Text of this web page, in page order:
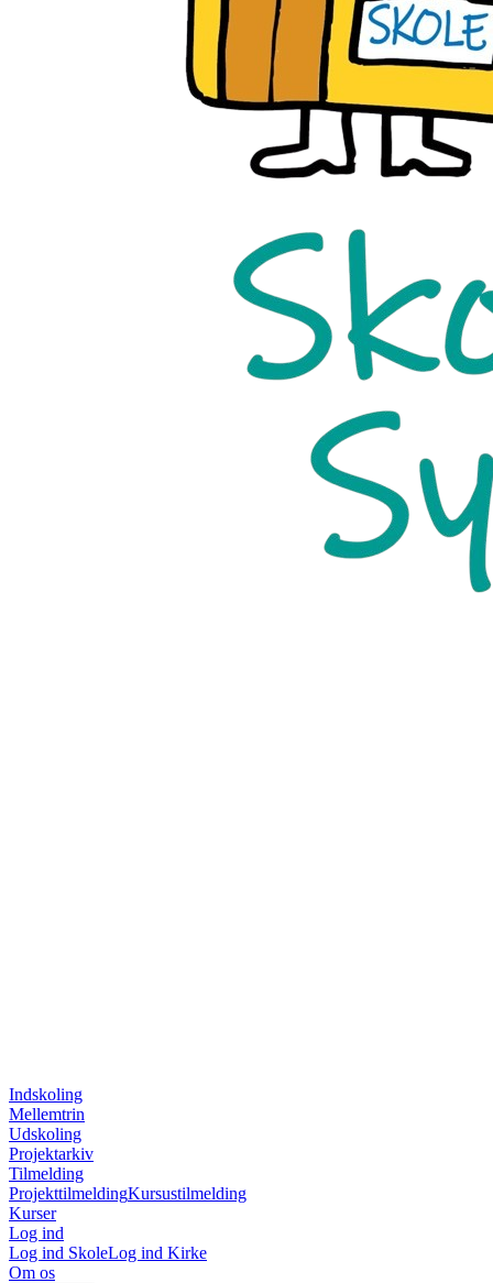
Indskoling
Mellemtrin
Udskoling
Projektarkiv
Tilmelding
ProjekttilmeldingKursustilmelding
Kurser
Log ind
Log ind SkoleLog ind Kirke
Om os